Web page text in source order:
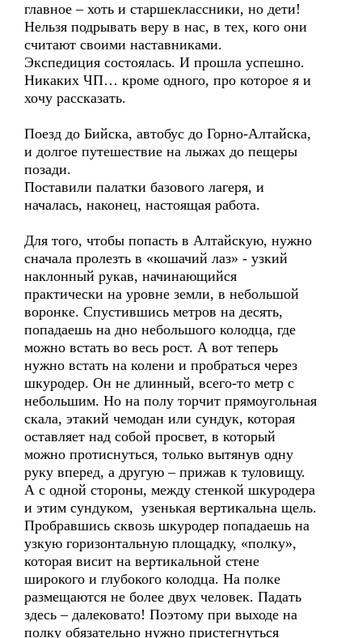
главное – хоть и старшеклассники, но дети!
Нельзя подрывать веру в нас, в тех, кого они
считают своими наставниками.
Экспедиция состоялась. И прошла успешно.
Никаких ЧП… кроме одного, про которое я и
хочу рассказать.
Поезд до Бийска, автобус до Горно-Алтайска,
и долгое путешествие на лыжах до пещеры
позади.
Поставили палатки базового лагеря, и
началась, наконец, настоящая работа.
Для того, чтобы попасть в Алтайскую, нужно
сначала пролезть в «кошачий лаз» - узкий
наклонный рукав, начинающийся
практически на уровне земли, в небольшой
воронке. Спустившись метров на десять,
попадаешь на дно небольшого колодца, где
можно встать во весь рост. А вот теперь
нужно встать на колени и пробраться через
шкуродер. Он не длинный, всего-то метр с
небольшим. Но на полу торчит прямоугольная
скала, этакий чемодан или сундук, которая
оставляет над собой просвет, в который
можно протиснуться, только вытянув одну
руку вперед, а другую – прижав к туловищу.
А с одной стороны, между стенкой шкуродера
и этим сундуком, узенькая вертикальна щель.
Пробравшись сквозь шкуродер попадаешь на
узкую горизонтальную площадку, «полку»,
которая висит на вертикальной стене
широкого и глубокого колодца. На полке
размещаются не более двух человек. Падать
здесь – далековато! Поэтому при выходе на
полку обязательно нужно пристегнуться